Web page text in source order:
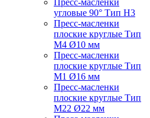
Пресс-масленки
угловые 90° Тип H3
Пресс-масленки
плоские круглые Тип
M4 Ø10 мм
Пресс-масленки
плоские круглые Тип
M1 Ø16 мм
Пресс-масленки
плоские круглые Тип
M22 Ø22 мм